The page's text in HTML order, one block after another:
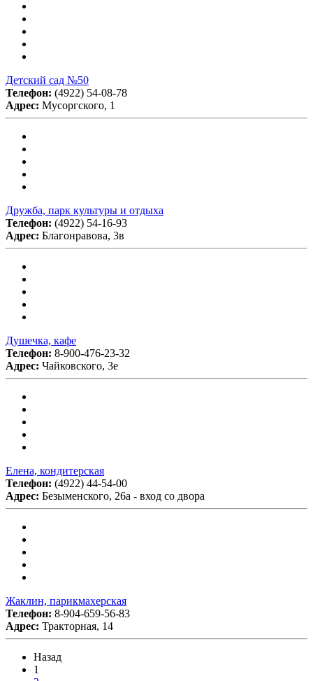
Детский сад №50
Телефон: (4922) 54-08-78
Адрес: Мусоргского, 1
Дружба, парк культуры и отдыха
Телефон: (4922) 54-16-93
Адрес: Благонравова, 3в
Душечка, кафе
Телефон: 8-900-476-23-32
Адрес: Чайковского, 3е
Елена, кондитерская
Телефон: (4922) 44-54-00
Адрес: Безыменского, 26а - вход со двора
Жаклин, парикмахерская
Телефон: 8-904-659-56-83
Адрес: Тракторная, 14
Назад
1